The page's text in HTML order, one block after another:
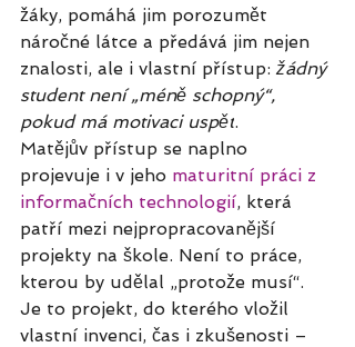
žáky, pomáhá jim porozumět
náročné látce a předává jim nejen
znalosti, ale i vlastní přístup: žádný
student není „méně schopný“,
pokud má motivaci uspět.
Matějův přístup se naplno
projevuje i v jeho maturitní práci z
informačních technologií, která
patří mezi nejpropracovanější
projekty na škole. Není to práce,
kterou by udělal „protože musí“.
Je to projekt, do kterého vložil
vlastní invenci, čas i zkušenosti –